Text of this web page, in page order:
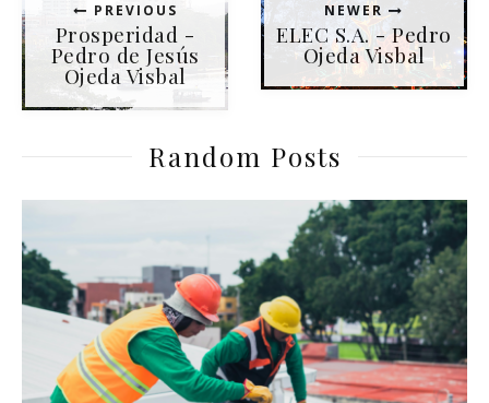
PREVIOUS
Prosperidad -
Pedro de Jesús
Ojeda Visbal
NEWER
ELEC S.A. - Pedro
Ojeda Visbal
Random Posts